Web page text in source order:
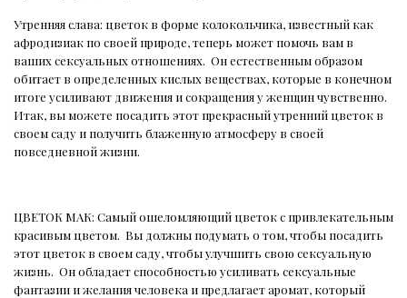
Утренняя слава: цветок в форме колокольчика, известный как
афродизиак по своей природе, теперь может помочь вам в
ваших сексуальных отношениях. Он естественным образом
обитает в определенных кислых веществах, которые в конечном
итоге усиливают движения и сокращения у женщин чувственно.
Итак, вы можете посадить этот прекрасный утренний цветок в
своем саду и получить блаженную атмосферу в своей
повседневной жизни.
ЦВЕТОК МАК: Самый ошеломляющий цветок с привлекательным
красивым цветом. Вы должны подумать о том, чтобы посадить
этот цветок в своем саду, чтобы улучшить свою сексуальную
жизнь. Он обладает способностью усиливать сексуальные
фантазии и желания человека и предлагает аромат, который